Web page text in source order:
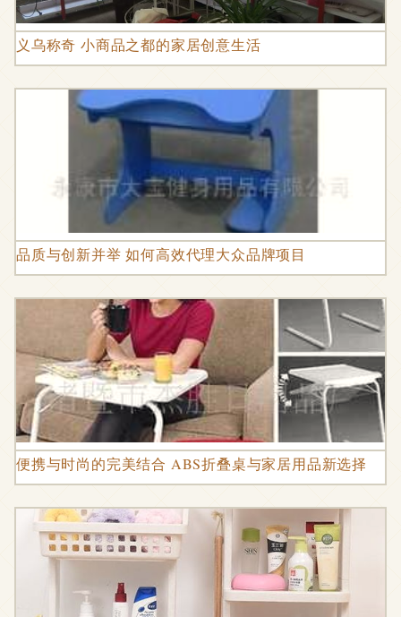
义乌称奇 小商品之都的家居创意生活
品质与创新并举 如何高效代理大众品牌项目
便携与时尚的完美结合 ABS折叠桌与家居用品新选择